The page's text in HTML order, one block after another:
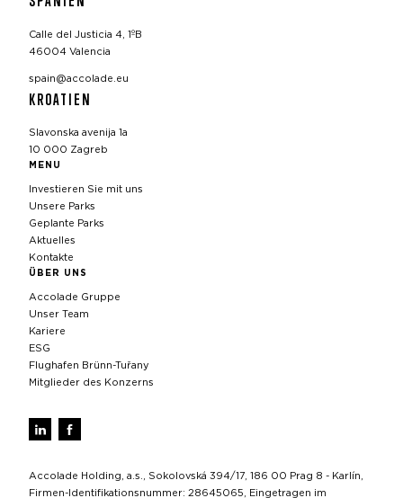
Calle del Justicia 4, 1ºB
46004 Valencia
spain@accolade.eu
KROATIEN
Slavonska avenija 1a
10 000 Zagreb
MENU
Investieren Sie mit uns
Unsere Parks
Geplante Parks
Aktuelles
Kontakte
ÜBER UNS
Accolade Gruppe
Unser Team
Kariere
ESG
Flughafen Brünn-Tuřany
Mitglieder des Konzerns
Accolade Holding, a.s., Sokolovská 394/17, 186 00 Prag 8 - Karlín,
Firmen-Identifikationsnummer: 28645065, Eingetragen im